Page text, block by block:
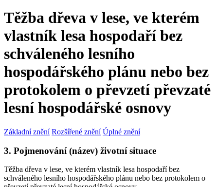
Těžba dřeva v lese, ve kterém
vlastník lesa hospodaří bez
schváleného lesního
hospodářského plánu nebo bez
protokolem o převzetí převzaté
lesní hospodářské osnovy
Základní znění Rozšířené znění Úplné znění
3. Pojmenování (název) životní situace
Těžba dřeva v lese, ve kterém vlastník lesa hospodaří bez
schváleného lesního hospodářského plánu nebo bez protokolem o